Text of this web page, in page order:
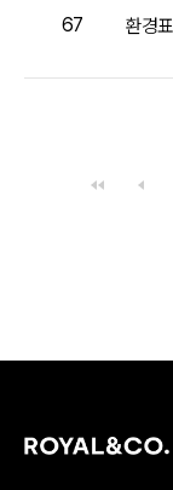
67 환경